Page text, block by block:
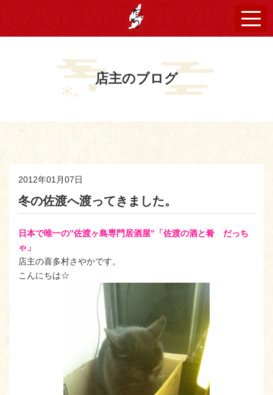
店主のブログ
2012年01月07日
冬の佐渡へ渡ってきました。
日本で唯一の”佐渡ヶ島専門居酒屋”「佐渡の酒と肴 だっち
ゃ」
店主の喜多村さやかです。
こんにちは☆